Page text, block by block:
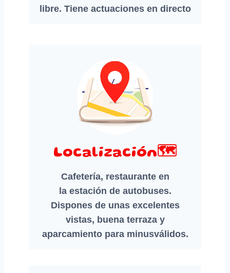
libre. Tiene actuaciones en directo
Localización🗺️
Cafetería, restaurante en
la estación de autobuses.
Dispones de unas excelentes
vistas, buena terraza y
aparcamiento para minusválidos.